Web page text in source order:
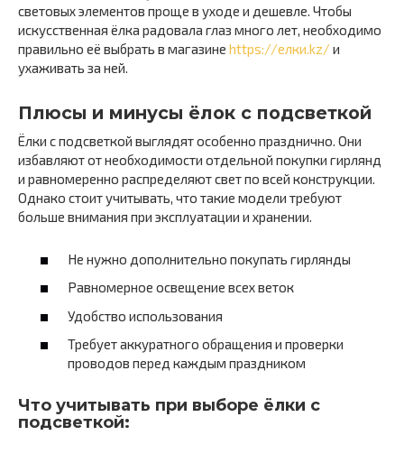
световых элементов проще в уходе и дешевле. Чтобы
искусственная ёлка радовала глаз много лет, необходимо
правильно её выбрать в магазине https://елки.kz/ и
ухаживать за ней.
Плюсы и минусы ёлок с подсветкой
Ёлки с подсветкой выглядят особенно празднично. Они
избавляют от необходимости отдельной покупки гирлянд
и равномеренно распределяют свет по всей конструкции.
Однако стоит учитывать, что такие модели требуют
больше внимания при эксплуатации и хранении.
Не нужно дополнительно покупать гирлянды
Равномерное освещение всех веток
Удобство использования
Требует аккуратного обращения и проверки
проводов перед каждым праздником
Что учитывать при выборе ёлки с
подсветкой: